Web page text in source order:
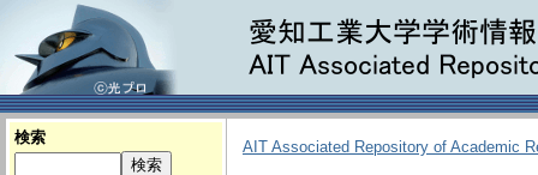
検索
AIT Associated Repository of Academic